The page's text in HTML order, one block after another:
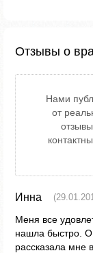
Отзывы о
Нами
от
Инна
Меня все
нашла быстро.
рассказала мне